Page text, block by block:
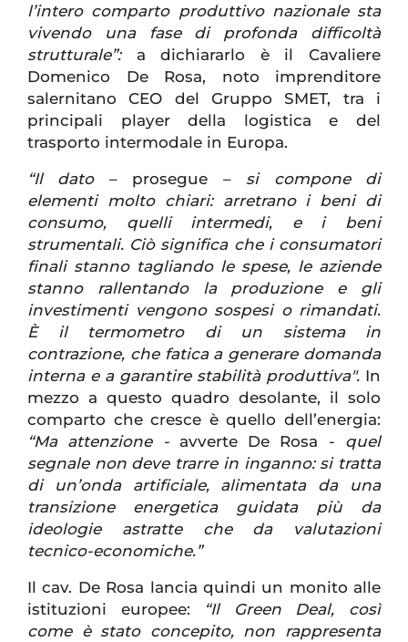
l’intero comparto produttivo nazionale sta
vivendo una fase di profonda difficoltà
strutturale”: a dichiararlo è il Cavaliere
Domenico De Rosa, noto imprenditore
salernitano CEO del Gruppo SMET, tra i
principali player della logistica e del
trasporto intermodale in Europa.
“Il dato– prosegue – si compone di
elementi molto chiari: arretrano i beni di
consumo, quelli intermedi, e i beni
strumentali. Ciò significa che i consumatori
finali stanno tagliando le spese, le aziende
stanno rallentando la produzione e gli
investimenti vengono sospesi o rimandati.
È il termometro di un sistema in
contrazione, che fatica a generare domanda
interna e a garantire stabilità produttiva". In
mezzo a questo quadro desolante, il solo
comparto che cresce è quello dell’energia:
“Ma attenzione -avverte De Rosa - quel
segnale non deve trarre in inganno: si tratta
di un’onda artificiale, alimentata da una
transizione energetica guidata più da
ideologie astratte che da valutazioni
tecnico-economiche.”
Il cav. De Rosa lancia quindi un monito alle
istituzioni europee:
“Il Green Deal, così
come è stato concepito, non rappresenta